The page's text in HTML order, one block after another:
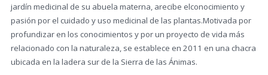
jardín medicinal de su abuela materna, arecibe elconocimiento y
pasión por el cuidado y uso medicinal de las plantas.Motivada por
profundizar en los conocimientos y por un proyecto de vida más
relacionado con la naturaleza, se establece en 2011 en una chacra
ubicada en la ladera sur de la Sierra de las Ánimas.